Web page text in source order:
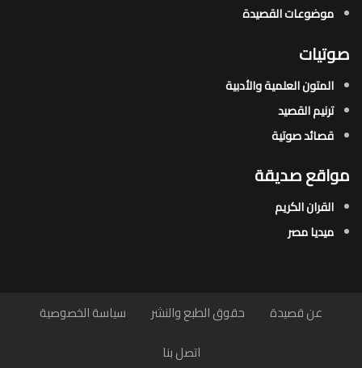
موضوعات القصيدة​
صوتيات
المتون العلمية والأدبية
ترنيم القصيد
قصائد صوتية
مواقع صديقة
القران الكريم
ميديا مصر
عن قصيدة حقوق الطبع والنشر
سياسة الخصوصية
اتصل بنا